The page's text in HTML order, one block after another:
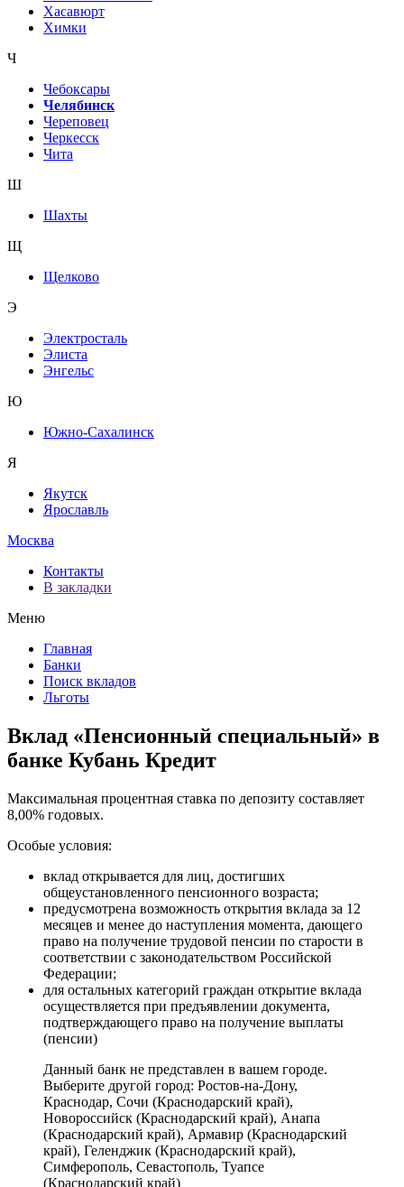
Хасавюрт
Химки
Ч
Чебоксары
Челябинск
Череповец
Черкесск
Чита
Ш
Шахты
Щ
Щелково
Э
Электросталь
Элиста
Энгельс
Ю
Южно-Сахалинск
Я
Якутск
Ярославль
Москва
Контакты
В закладки
Меню
Главная
Банки
Поиск вкладов
Льготы
Вклад «Пенсионный специальный» в
банке Кубань Кредит
Максимальная процентная ставка по депозиту составляет
8,00% годовых.
Особые условия:
вклад открывается для лиц, достигших
общеустановленного пенсионного возраста;
предусмотрена возможность открытия вклада за 12
месяцев и менее до наступления момента, дающего
право на получение трудовой пенсии по старости в
соответствии с законодательством Российской
Федерации;
для остальных категорий граждан открытие вклада
осуществляется при предъявлении документа,
подтверждающего право на получение выплаты
(пенсии)
Данный банк не представлен в вашем городе.
Выберите другой город: Ростов-на-Дону,
Краснодар, Сочи (Краснодарский край),
Новороссийск (Краснодарский край), Анапа
(Краснодарский край), Армавир (Краснодарский
край), Геленджик (Краснодарский край),
Симферополь, Севастополь, Туапсе
(Краснодарский край)